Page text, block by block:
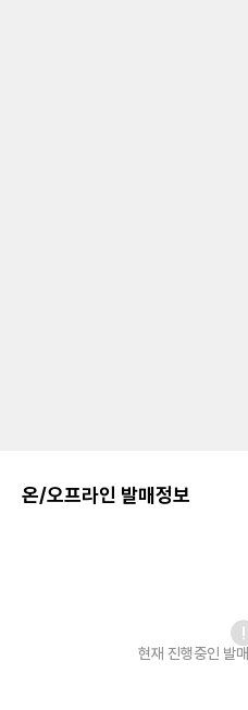
온/오프라인 발매정보
현재 진행중인 발매